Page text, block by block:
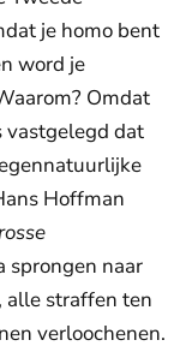
je homo bent
word je
Omdat
vastgelegd dat
Hoffman
sprongen naar
alle straffen ten
verloochenen.